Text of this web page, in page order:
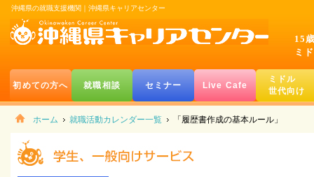
沖縄県の就職支援機関｜沖縄県キャリアセンター
15
ミ
初めての方へ 就職相談 セミナー Live Cafe
ミドル
世代向け
ホーム 就職活動カレンダー一覧 「履歴書作成の基本ルール」